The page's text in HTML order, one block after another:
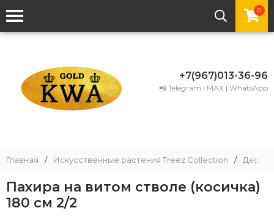
0
+7(967)013-36-96
📲 Telegram | MAX | WhatsApp
Главная / Искусственные растения Treez Collection /
Пахира на витом стволе (косичка)
180 см 2/2